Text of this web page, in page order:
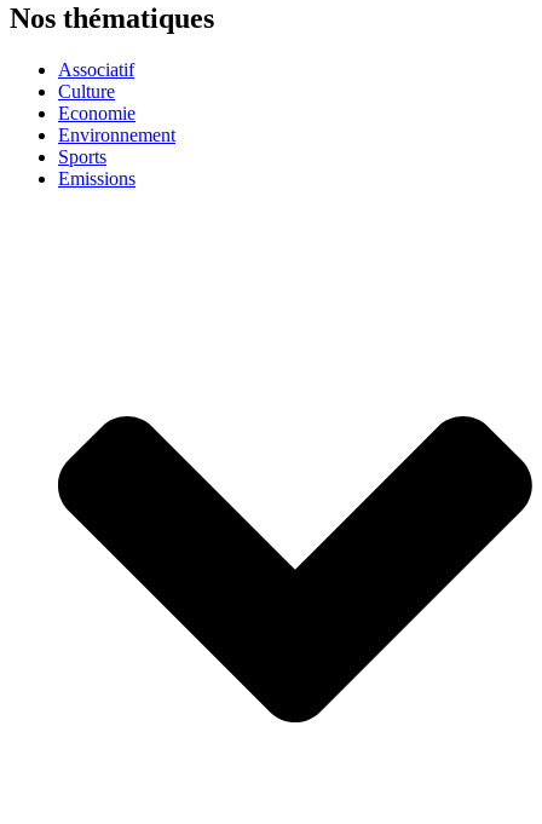
Nos thématiques
Associatif
Culture
Economie
Environnement
Sports
Emissions